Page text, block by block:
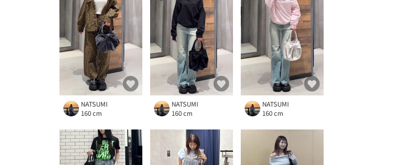
NATSUMI
160 cm
NATSUMI
160 cm
NATSUMI
160 cm